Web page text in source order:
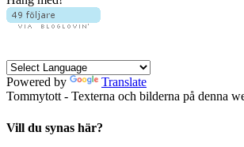
Powered by
Translate
Tommytott - Texterna och bilderna på denna
Vill du synas här?